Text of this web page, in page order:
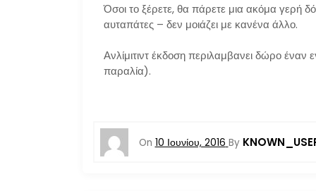
Όσοι το ξέρετε, θα πάρετε μια ακόμα γερή
αυταπάτες – δεν μοιάζει με κανένα άλλο.
Ανλίμιτιντ έκδοση περιλαμβανει δώρο έναν
παραλία).
On 10 Ιουνίου, 2016 By